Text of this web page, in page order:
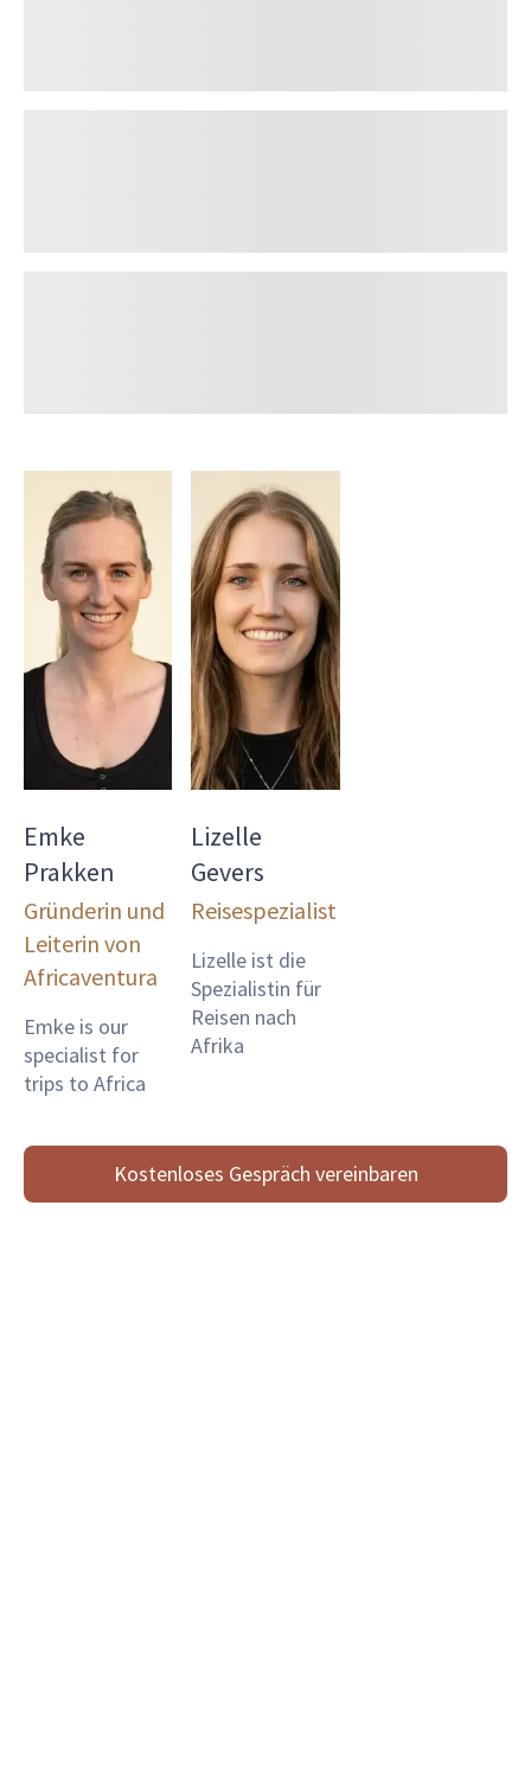
Emke
Prakken
Gründerin und
Leiterin von
Africaventura
Emke is our
specialist for
trips to Africa
Lizelle
Gevers
Reisespezialist
Lizelle ist die
Spezialistin für
Reisen nach
Afrika
Kostenloses Gespräch vereinbaren